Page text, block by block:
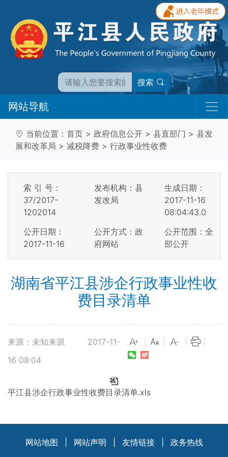
搜索
网站导航
当前位置： 首页 > 政府信息公开 > 县直部门 > 县发
展和改革局 > 减税降费 > 行政事业性收费
索 引 号：
37/2017-
1202014
发布机构：县
发改局
生成日期：
2017-11-16
08:04:43.0
公开日期：
2017-11-16
公开方式：政
府网站
公开范围：全
部公开
湖南省平江县涉企行政事业性收
费目录清单
来源：未知来源
2017-11-
16 08:04
平江县涉企行政事业性收费目录清单.xls
网站地图 网站声明 友情链接 政务热线